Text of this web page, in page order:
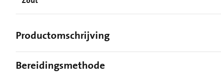
Productomschrijving
Bereidingsmethode